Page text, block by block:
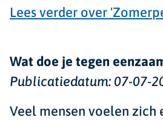
Lees verder over
Wat doe je tegen
Publicatiedatum: 07-07-
Veel mensen voelen zich